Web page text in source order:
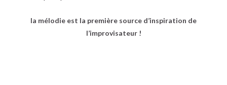
la mélodie est la première source d’inspiration de
l’improvisateur !